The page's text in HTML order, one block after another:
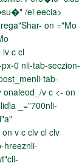
/ei eecia>
on ="Mo
iv c cl
0 nli-tab-seczion-
tab-
v c <- on
_="700nli-
v c clv cl clv
hreeznli-